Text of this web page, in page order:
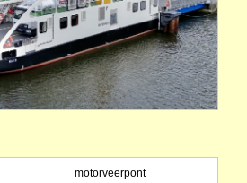
motorveerpont